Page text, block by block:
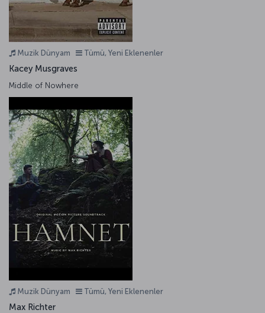
Muzik Dünyam Tümü, Yeni Eklenenler
Kacey Musgraves
Middle of Nowhere
Muzik Dünyam Tümü, Yeni Eklenenler
Max Richter